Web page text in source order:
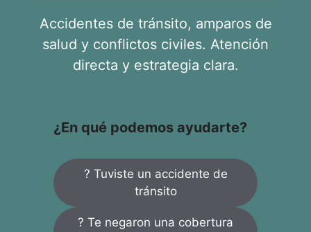
Accidentes de tránsito, amparos de
salud y conflictos civiles. Atención
directa y estrategia clara.
¿En qué podemos ayudarte?
? Tuviste un accidente de
tránsito
? Te negaron una cobertura